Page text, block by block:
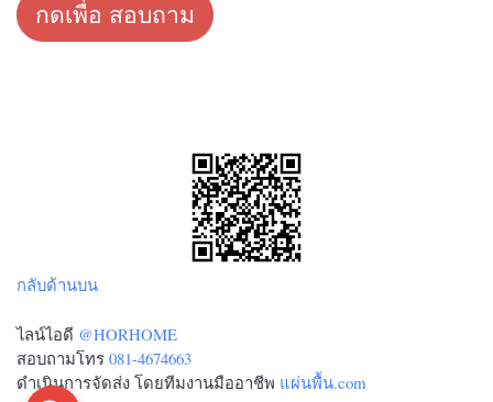
กดเพื่อ สอบถาม
กลับด้านบน
ไลน์ไอดี @HORHOME
สอบถามโทร 081-4674663
ดำเนินการจัดส่ง โดยทีมงานมืออาชีพ แผ่นพื้น.com